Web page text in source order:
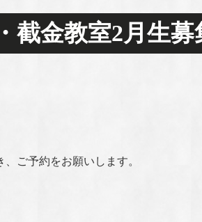
截金教室2月生募
ご予約をお願いします。